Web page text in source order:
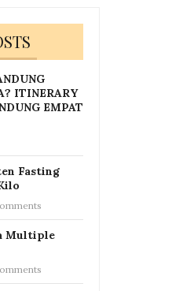
ITINERARY
EMPAT
Fasting
Multiple